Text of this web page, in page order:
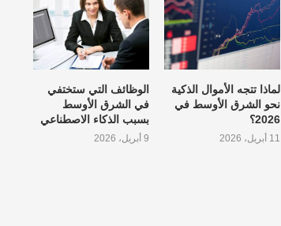
لماذا تتجه الأموال الذكية
نحو الشرق الأوسط في
2026؟
11 أبريل، 2026
الوظائف التي ستختفي
في الشرق الأوسط
بسبب الذكاء الاصطناعي
9 أبريل، 2026